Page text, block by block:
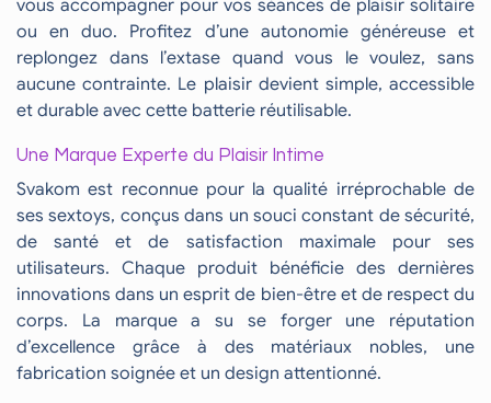
vous accompagner pour vos séances de plaisir solitaire
ou en duo. Profitez d’une autonomie généreuse et
replongez dans l’extase quand vous le voulez, sans
aucune contrainte. Le plaisir devient simple, accessible
et durable avec cette batterie réutilisable.
Une Marque Experte du Plaisir Intime
Svakom est reconnue pour la qualité irréprochable de
ses sextoys, conçus dans un souci constant de sécurité,
de santé et de satisfaction maximale pour ses
utilisateurs. Chaque produit bénéficie des dernières
innovations dans un esprit de bien-être et de respect du
corps. La marque a su se forger une réputation
d’excellence grâce à des matériaux nobles, une
fabrication soignée et un design attentionné.